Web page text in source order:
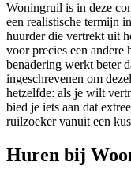
Woningruil is in deze
een realistische termijn
huurder die vertrekt uit
voor precies een andere
benadering werkt beter
ingeschrevenen om
hetzelfde: als je wilt
bied je iets aan dat
ruilzoeker vanuit een
Huren bij